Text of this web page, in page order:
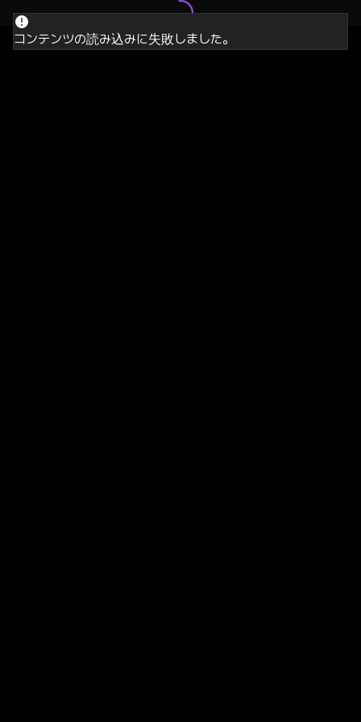
コンテンツの読み込みに失敗しました。